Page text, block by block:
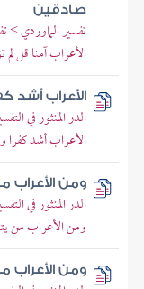
صادقين
تفسير الماوردي >
الأعراب آمنا قل
الأعراب أشد
الدر المنثور في
الأعراب أشد كفرا
ومن الأعراب
الدر المنثور في
ومن الأعراب من
ومن الأعراب